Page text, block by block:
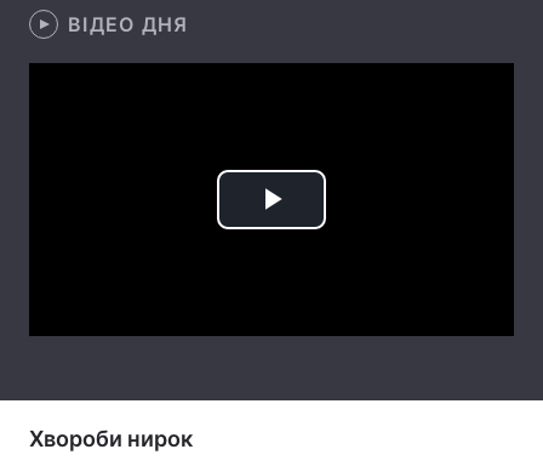
Відео з Youtube Статті
Вакансії
ВІДЕО ДНЯ
Play
Хвороби нирок